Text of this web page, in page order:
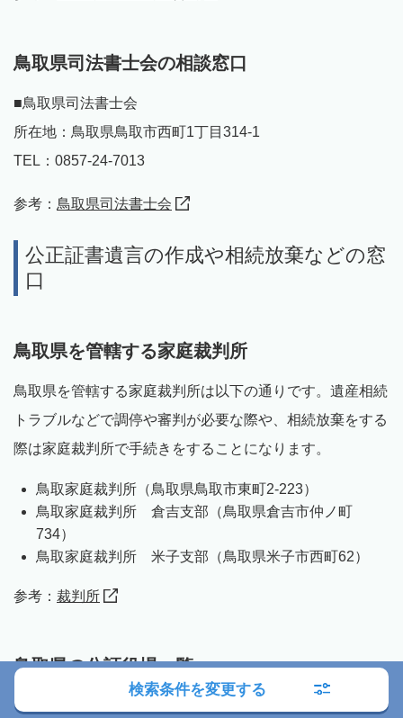
鳥取県司法書士会の相談窓口
■鳥取県司法書士会
所在地：鳥取県鳥取市西町1丁目314-1
TEL：0857-24-7013
参考： 鳥取県司法書士会
公正証書遺言の作成や相続放棄などの窓
口
鳥取県を管轄する家庭裁判所
鳥取県を管轄する家庭裁判所は以下の通りです。遺産相続
トラブルなどで調停や審判が必要な際や、相続放棄をする
際は家庭裁判所で手続きをすることになります。
鳥取家庭裁判所（鳥取県鳥取市東町2-223）
鳥取家庭裁判所 倉吉支部（鳥取県倉吉市仲ノ町
734）
鳥取家庭裁判所 米子支部（鳥取県米子市西町62）
参考： 裁判所
鳥取県の公証役場一覧
公正証書遺言を作成する際は公証役場が窓口となります。
検索条件を変更する